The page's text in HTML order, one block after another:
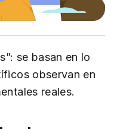
se basan en lo
observan en
reales.